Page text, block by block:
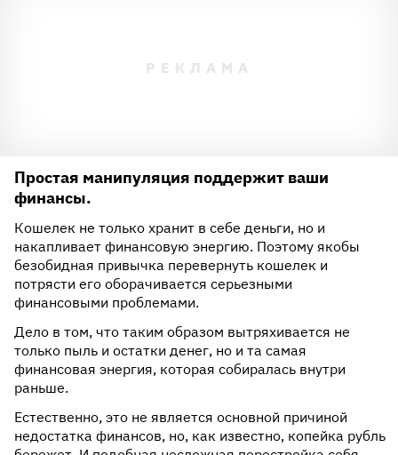
Простая манипуляция поддержит ваши
финансы.
Кошелек не только хранит в себе деньги, но и
накапливает финансовую энергию. Поэтому якобы
безобидная привычка перевернуть кошелек и
потрясти его оборачивается серьезными
финансовыми проблемами.
Дело в том, что таким образом вытряхивается не
только пыль и остатки денег, но и та самая
финансовая энергия, которая собиралась внутри
раньше.
Естественно, это не является основной причиной
недостатка финансов, но, как известно, копейка рубль